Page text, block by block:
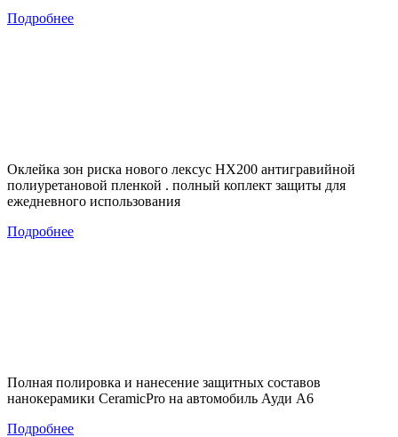
Подробнее
Оклейка зон риска нового лексус НХ200 антигравийной
полиуретановой пленкой . полный коплект защиты для
ежедневного использования
Подробнее
Полная полировка и нанесение защитных составов
нанокерамики CeramicPro на автомобиль Ауди А6
Подробнее